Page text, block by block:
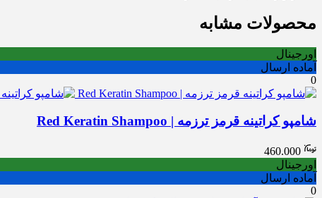
محصولات مشابه
اورجینال
آماده ارسال
0
شامپو کراتینه قرمز ترزمه | Red Keratin Shampoo
460.000
اورجینال
آماده ارسال
0